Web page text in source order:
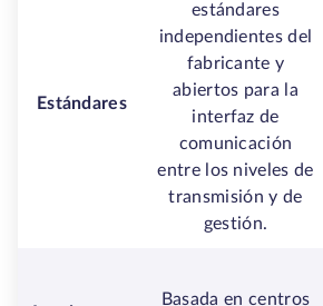
Estándares
estándares
independientes del
fabricante y
abiertos para la
interfaz de
comunicación
entre los niveles de
transmisión y de
gestión.
Basada en centros